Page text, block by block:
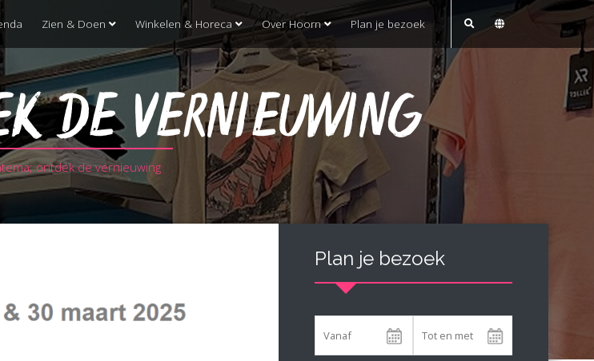
Zien & Doen Winkelen & Horeca Over Hoorn Plan je bezoek
DE VERNIEUWING
ontdek de vernieuwing
Plan je bezoek